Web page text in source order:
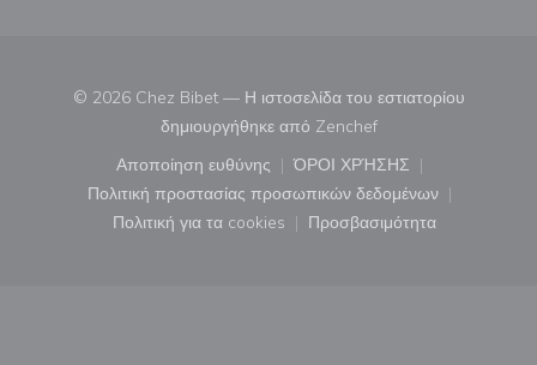
© 2026 Chez Bibet — Η ιστοσελίδα του εστιατορίου
δημιουργήθηκε από Zenchef((ανοίγει σε νέο
Αποποίηση ευθύνης
((ανοίγει σε νέο παράθυρο))
ΌΡΟΙ ΧΡΉΣΗΣ
((ανοίγει σε νέο
Πολιτική προστασίας προσωπικών δεδομένων
((ανοίγει σε νέο παράθυρο))
Πολιτική για τα cookies
((ανοίγει σε νέο παράθυρο))
Προσβασιμότητα
((ανοίγει σε νέο